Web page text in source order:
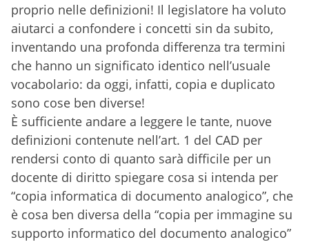
proprio nelle definizioni! Il legislatore ha voluto
aiutarci a confondere i concetti sin da subito,
inventando una profonda differenza tra termini
che hanno un significato identico nell’usuale
vocabolario: da oggi, infatti, copia e duplicato
sono cose ben diverse!
È sufficiente andare a leggere le tante, nuove
definizioni contenute nell’art. 1 del CAD per
rendersi conto di quanto sarà difficile per un
docente di diritto spiegare cosa si intenda per
“copia informatica di documento analogico”, che
è cosa ben diversa della “copia per immagine su
supporto informatico del documento analogico”